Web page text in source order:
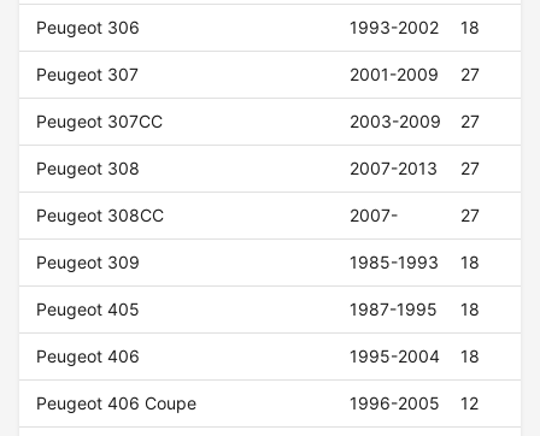
Peugeot 306 1993-2002 18
Peugeot 307 2001-2009 27
Peugeot 307CC 2003-2009 27
Peugeot 308 2007-2013 27
Peugeot 308CC 2007- 27
Peugeot 309 1985-1993 18
Peugeot 405 1987-1995 18
Peugeot 406 1995-2004 18
Peugeot 406 Coupe 1996-2005 12